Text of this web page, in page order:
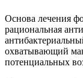
Основа лечения
рациональная
охватывающий
потенциальных